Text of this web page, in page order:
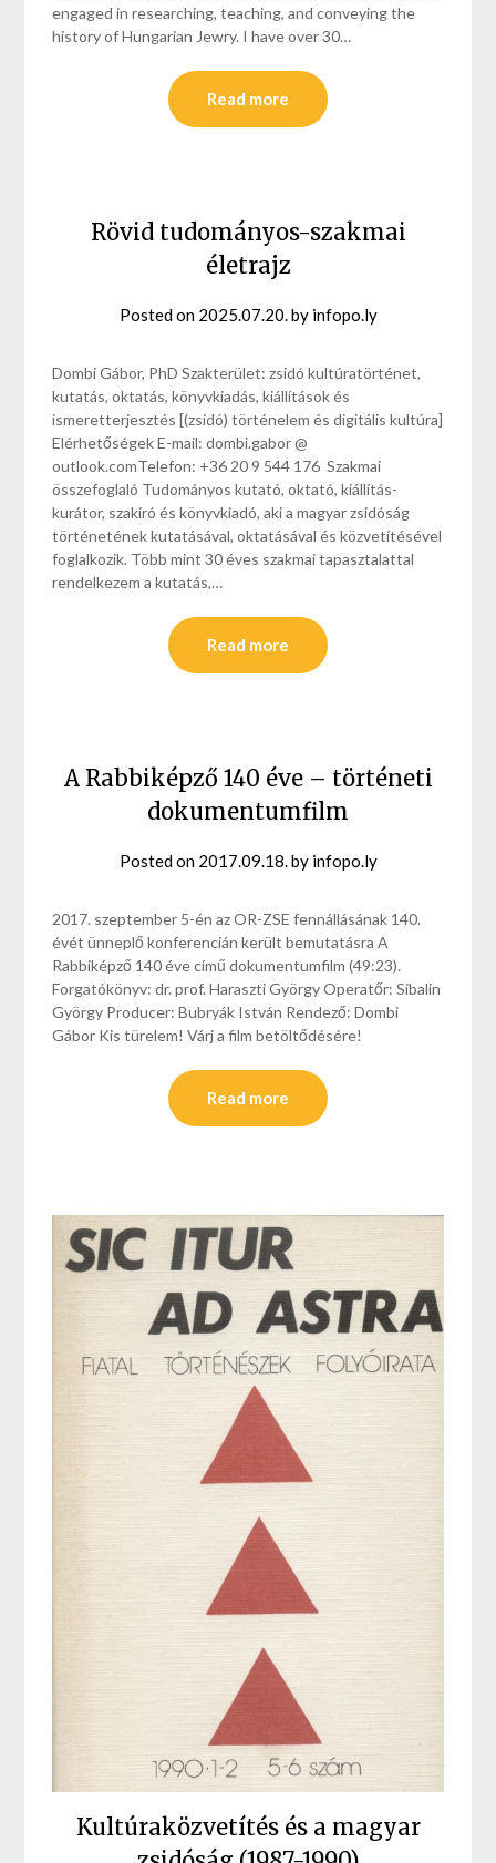
engaged in researching, teaching, and conveying the
history of Hungarian Jewry. I have over 30…
Read more
Rövid tudományos-szakmai
életrajz
Posted on 2025.07.20.by infopo.ly
Dombi Gábor, PhD Szakterület: zsidó kultúratörténet,
kutatás, oktatás, könyvkiadás, kiállítások és
ismeretterjesztés [(zsidó) történelem és digitális kultúra]
Elérhetőségek E-mail: dombi.gabor @
outlook.comTelefon: +36 20 9 544 176 Szakmai
összefoglaló Tudományos kutató, oktató, kiállítás-
kurátor, szakíró és könyvkiadó, aki a magyar zsidóság
történetének kutatásával, oktatásával és közvetítésével
foglalkozik. Több mint 30 éves szakmai tapasztalattal
rendelkezem a kutatás,…
Read more
A Rabbiképző 140 éve – történeti
dokumentumfilm
Posted on 2017.09.18.by infopo.ly
2017. szeptember 5-én az OR-ZSE fennállásának 140.
évét ünneplő konferencián került bemutatásra A
Rabbiképző 140 éve című dokumentumfilm (49:23).
Forgatókönyv: dr. prof. Haraszti György Operatőr: Sibalin
György Producer: Bubryák István Rendező: Dombi
Gábor Kis türelem! Várj a film betöltődésére!
Read more
Kultúraközvetítés és a magyar